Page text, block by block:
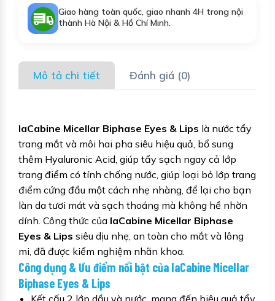
Giao hàng toàn quốc, giao nhanh 4H trong nội
thành Hà Nội & Hồ Chí Minh.
Mô tả chi tiết Đánh giá (0)
laCabine Micellar Biphase Eyes & Lips là nước tẩy
trang mắt và môi hai pha siêu hiệu quả, bổ sung
thêm Hyaluronic Acid, giúp tẩy sạch ngay cả lớp
trang điểm có tính chống nước, giúp loại bỏ lớp trang
điểm cứng đầu một cách nhẹ nhàng, để lại cho bạn
làn da tươi mát và sạch thoáng mà không hề nhờn
dính. Công thức của laCabine Micellar Biphase
Eyes & Lips siêu dịu nhẹ, an toàn cho mắt và lông
mi, đã được kiểm nghiệm nhãn khoa.
Công dụng & Ưu điểm nổi bật của laCabine Micellar
Biphase Eyes & Lips
Kết cấu 2 lớp dầu và nước, mang đến hiệu quả tẩy